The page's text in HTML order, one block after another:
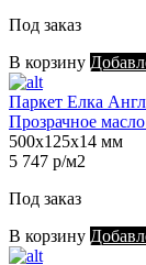
Под заказ
В корзину
Паркет Елка
Прозрачное
500х125х14 мм
5 747 р/м2
Под заказ
В корзину